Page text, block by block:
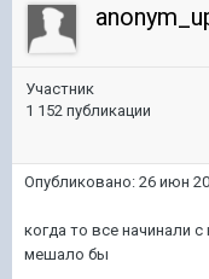
Участник
1 152 публикации
Опубликовано: 26 июн
когда то все начинали
мешало бы